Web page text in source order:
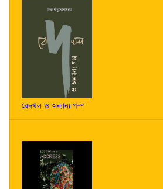
বেদখল ও অন্যান্য গল্প